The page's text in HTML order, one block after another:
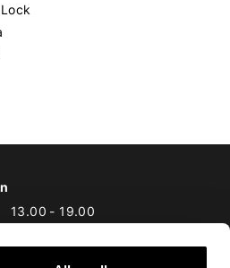
13.00 - 19.00
10.00-19.00